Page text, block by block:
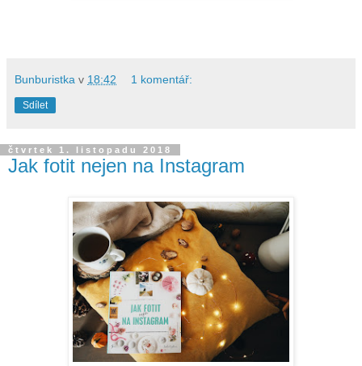
Bunburistka v 18:42 1 komentář:
Sdílet
čtvrtek 1. listopadu 2018
Jak fotit nejen na Instagram